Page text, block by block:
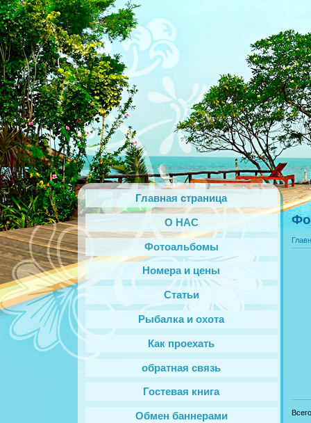
Главная страница
О НАС
Фотоальбомы
Номера и цены
Статьи
Рыбалка и охота
Как проехать
обратная связь
Гостевая книга
Обмен баннерами